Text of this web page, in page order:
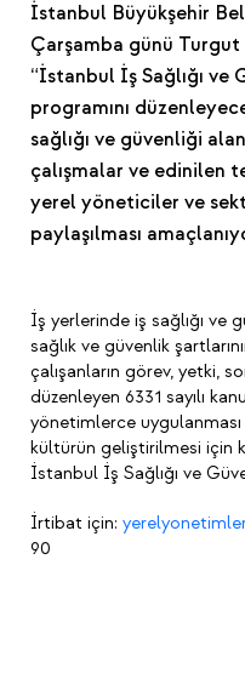
İstanbul Büyükşehir
Çarşamba günü
“İstanbul İş Sağlığı ve
programını
sağlığı ve güvenliği
çalışmalar ve edinilen
yerel yöneticiler ve
paylaşılması
İş yerlerinde iş sağlığı ve
sağlık ve güvenlik
çalışanların görev, yetki,
düzenleyen 6331 sayılı
yönetimlerce uygulanması
kültürün geliştirilmesi için
İstanbul İş Sağlığı ve
İrtibat için:
90